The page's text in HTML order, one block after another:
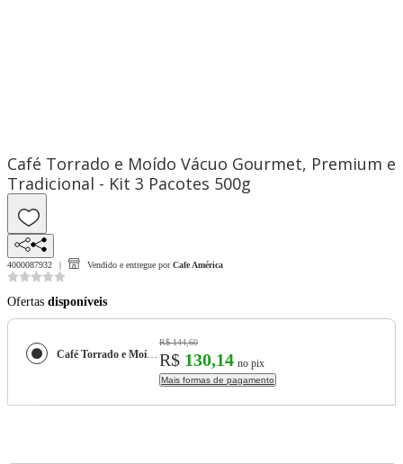
Café Torrado e Moído Vácuo Gourmet, Premium e
Tradicional - Kit 3 Pacotes 500g
4000087932 Vendido e entregue por Cafe América
Ofertas disponíveis
Café Torrado e Moído Vácuo Gourmet, Premium e Tradicional - Kit 3 Pacotes 500g
R$ 144,60
R$ 130,14 no pix
Mais formas de pagamento